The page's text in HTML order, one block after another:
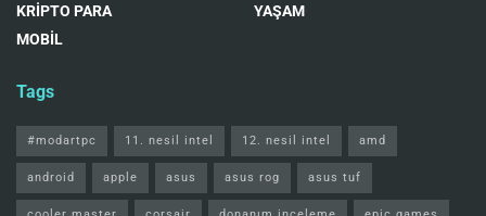
KRİPTO PARA
MOBİL
YAŞAM
Tags
#modartpc 11. nesil intel 12. nesil intel amd
android apple asus asus rog asus tuf